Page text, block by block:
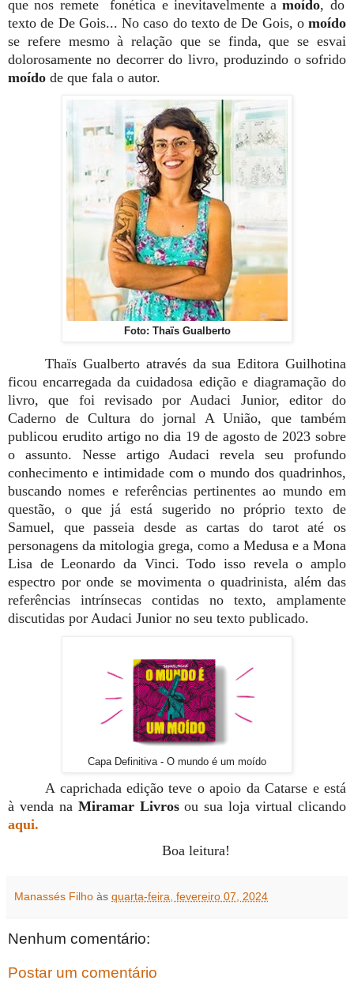
que nos remete fonética e inevitavelmente amoído, do
texto de De Gois... No caso do texto de De Gois, o moído
se refere mesmo à relação que se finda, que se esvai
dolorosamente no decorrer do livro, produzindo o sofrido
moído de que fala o autor.
Foto: Thaïs Gualberto
Thaïs Gualberto através da sua Editora Guilhotina
ficou encarregada da cuidadosa edição e diagramação do
livro, que foi revisado por Audaci Junior, editor do
Caderno de Cultura do jornal A União, que também
publicou erudito artigo no dia 19 de agosto de 2023 sobre
o assunto. Nesse artigo Audaci revela seu profundo
conhecimento e intimidade com o mundo dos quadrinhos,
buscando nomes e referências pertinentes ao mundo em
questão, o que já está sugerido no próprio texto de
Samuel, que passeia desde as cartas do tarot até os
personagens da mitologia grega, como a Medusa e a Mona
Lisa de Leonardo da Vinci. Todo isso revela o amplo
espectro por onde se movimenta o quadrinista, além das
referências intrínsecas contidas no texto, amplamente
discutidas por Audaci Junior no seu texto publicado.
Capa Definitiva - O mundo é um moído
A caprichada edição teve o apoio da Catarse e está
à venda na Miramar Livrosou sua loja virtual clicando
aqui.
Boa leitura!
Manassés Filho às quarta-feira, fevereiro 07, 2024
Nenhum comentário:
Postar um comentário